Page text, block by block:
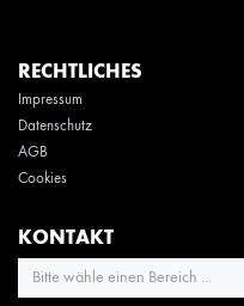
RECHTLICHES
Impressum
Datenschutz
AGB
Cookies
KONTAKT
Bitte wähle einen Bereich ...